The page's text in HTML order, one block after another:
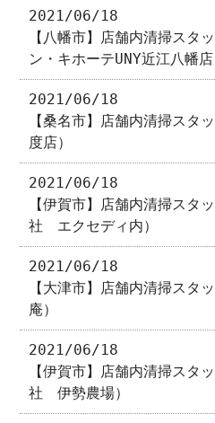
2021/06/18
【八幡市】店舗内清掃スタ
ン・キホーテUNY近江八幡店
2021/06/18
【桑名市】店舗内清掃スタ
度店）
2021/06/18
【伊賀市】店舗内清掃スタ
社 エクセディ内）
2021/06/18
【大津市】店舗内清掃スタ
庵）
2021/06/18
【伊賀市】店舗内清掃スタ
社 伊勢農場）